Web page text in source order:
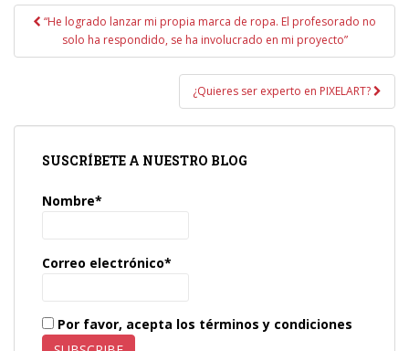
Navegación
entradas
“He logrado lanzar mi propia marca de ropa. El profesorado no
solo ha respondido, se ha involucrado en mi proyecto”
¿Quieres ser experto en PIXELART?
SUSCRÍBETE A NUESTRO BLOG
Nombre*
Correo electrónico*
Por favor, acepta los términos y condiciones